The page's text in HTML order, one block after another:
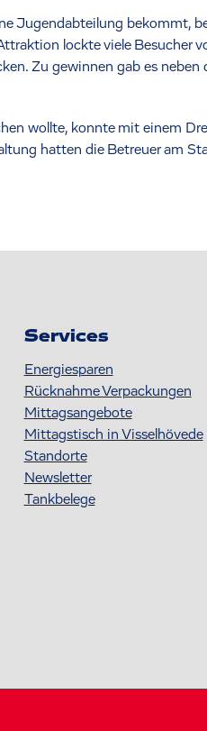
Jugendabteilung bekommt,
lockte viele Besucher
Zu gewinnen gab es
wollte, konnte mit einem
hatten die Betreuer am
Services
Energiesparen
Rücknahme Verpackungen
Mittagsangebote
Mittagstisch in Visselhövede
Standorte
Newsletter
Tankbelege